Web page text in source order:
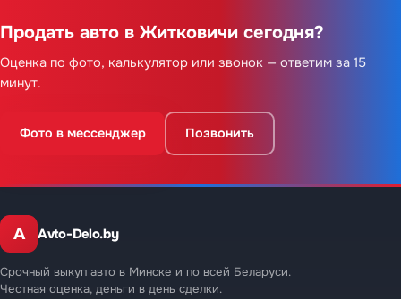
Продать авто в Житковичи сегодня?
Оценка по фото, калькулятор или звонок — ответим за 15
минут.
Фото в мессенджер Позвонить
A Avto-Delo.by
Срочный выкуп авто в Минске и по всей Беларуси.
Честная оценка, деньги в день сделки.